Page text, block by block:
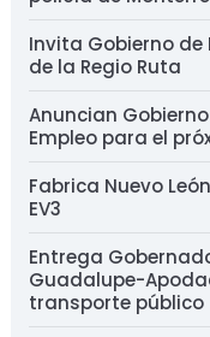
Invita Gobierno
de la Regio Ruta
Anuncian
Empleo para el
Fabrica Nuevo
EV3
Entrega
Guadalupe-
transporte público